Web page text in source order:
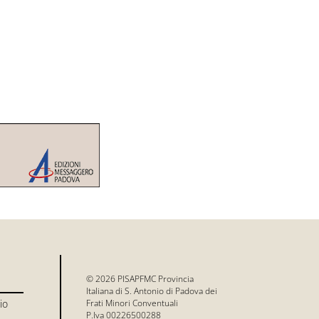
© 2026 PISAPFMC Provincia
Italiana di S. Antonio di Padova dei
Frati Minori Conventuali
P.Iva 00226500288